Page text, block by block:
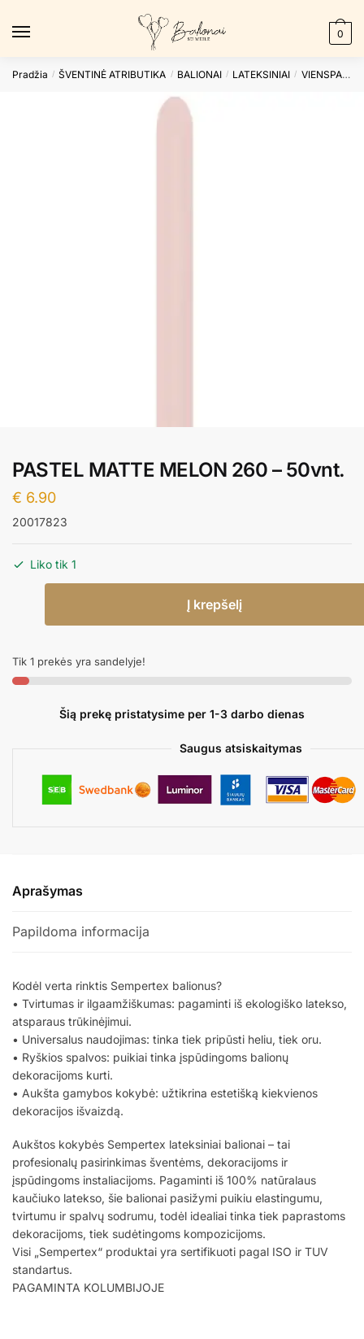
0
Pradžia / ŠVENTINĖ ATRIBUTIKA / BALIONAI / LATEKSINIAI / VIENSPALVIAI
PASTEL MATTE MELON 260 – 50vnt.
€ 6.90
20017823
Liko tik 1
MELON
260
Į krepšelį
Tik 1 prekės yra sandelyje!
Šią prekę pristatysime per 1-3 darbo dienas
Saugus atsiskaitymas
Aprašymas
Papildoma informacija
Kodėl verta rinktis Sempertex balionus?
• Tvirtumas ir ilgaamžiškumas: pagaminti iš ekologiško latekso,
atsparaus trūkinėjimui.
• Universalus naudojimas: tinka tiek pripūsti heliu, tiek oru.
• Ryškios spalvos: puikiai tinka įspūdingoms balionų
dekoracijoms kurti.
• Aukšta gamybos kokybė: užtikrina estetišką kiekvienos
dekoracijos išvaizdą.
Aukštos kokybės Sempertex lateksiniai balionai – tai
profesionalų pasirinkimas šventėms, dekoracijoms ir
įspūdingoms instaliacijoms. Pagaminti iš 100% natūralaus
kaučiuko latekso, šie balionai pasižymi puikiu elastingumu,
tvirtumu ir spalvų sodrumu, todėl idealiai tinka tiek paprastoms
dekoracijoms, tiek sudėtingoms kompozicijoms.
Visi „Sempertex“ produktai yra sertifikuoti pagal ISO ir TUV
standartus.
PAGAMINTA KOLUMBIJOJE